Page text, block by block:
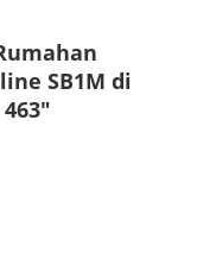
SB1M di